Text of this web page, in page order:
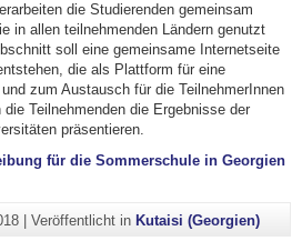
die Studierenden gemeinsam
in allen teilnehmenden Ländern genutzt
soll eine gemeinsame Internetseite
die als Plattform für eine
zum Austausch für die TeilnehmerInnen
Teilnehmenden die Ergebnisse der
präsentieren.
für die Sommerschule in Georgien
| Veröffentlicht in Kutaisi (Georgien)